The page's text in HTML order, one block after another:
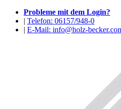
Probleme mit dem Login?
| Telefon: 06157/948-0
| E-Mail: info@holz-